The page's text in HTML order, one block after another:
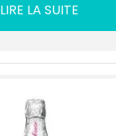
LIRE LA SUITE